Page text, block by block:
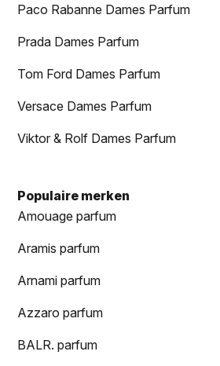
Paco Rabanne Dames Parfum
Prada Dames Parfum
Tom Ford Dames Parfum
Versace Dames Parfum
Viktor & Rolf Dames Parfum
Populaire merken
Amouage parfum
Aramis parfum
Arnami parfum
Azzaro parfum
BALR. parfum